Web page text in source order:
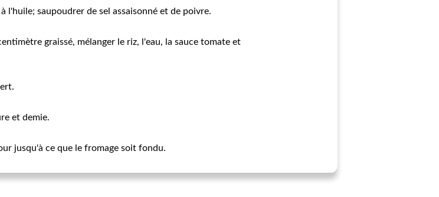
l'huile; saupoudrer de sel assaisonné et de poivre.
graissé, mélanger le riz, l'eau, la sauce tomate et
et demie.
jusqu'à ce que le fromage soit fondu.